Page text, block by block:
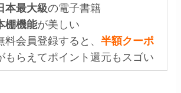
本最大級の電子書籍
棚機能が美しい
料会員登録すると、半額クーポ
もらえてポイント還元もスゴい